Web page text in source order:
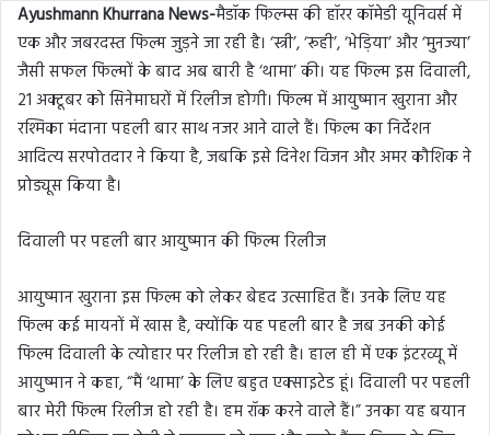
Ayushmann Khurrana News-मैडॉक फिल्म्स की हॉरर कॉमेडी यूनिवर्स में
एक और जबरदस्त फिल्म जुड़ने जा रही है। ‘स्त्री’, ‘रूही’, ‘भेड़िया’ और ‘मुनज्या’
जैसी सफल फिल्मों के बाद अब बारी है ‘थामा’ की। यह फिल्म इस दिवाली,
21 अक्टूबर को सिनेमाघरों में रिलीज होगी। फिल्म में आयुष्मान खुराना और
रश्मिका मंदाना पहली बार साथ नजर आने वाले हैं। फिल्म का निर्देशन
आदित्य सरपोतदार ने किया है, जबकि इसे दिनेश विजन और अमर कौशिक ने
प्रोड्यूस किया है।
दिवाली पर पहली बार आयुष्मान की फिल्म रिलीज
आयुष्मान खुराना इस फिल्म को लेकर बेहद उत्साहित हैं। उनके लिए यह
फिल्म कई मायनों में खास है, क्योंकि यह पहली बार है जब उनकी कोई
फिल्म दिवाली के त्योहार पर रिलीज हो रही है। हाल ही में एक इंटरव्यू में
आयुष्मान ने कहा, “मैं ‘थामा’ के लिए बहुत एक्साइटेड हूं। दिवाली पर पहली
बार मेरी फिल्म रिलीज हो रही है। हम रॉक करने वाले हैं।” उनका यह बयान